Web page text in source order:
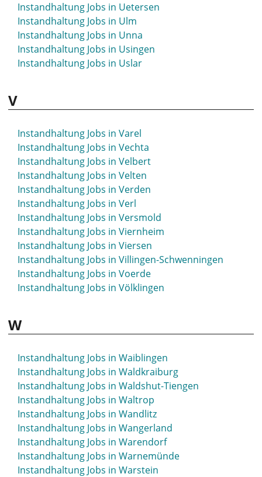
Instandhaltung Jobs in Stolberg
Instandhaltung Jobs in Straubing
Instandhaltung Jobs in Strausberg
Instandhaltung Jobs in Stuhr
Instandhaltung Jobs in Stuttgart
Instandhaltung Jobs in Sulzbach-Rosenberg
Instandhaltung Jobs in Syke
Instandhaltung Jobs in Uetersen
Instandhaltung Jobs in Ulm
Instandhaltung Jobs in Unna
Instandhaltung Jobs in Usingen
Instandhaltung Jobs in Uslar
V
Instandhaltung Jobs in Varel
Instandhaltung Jobs in Vechta
Instandhaltung Jobs in Velbert
Instandhaltung Jobs in Velten
Instandhaltung Jobs in Verden
Instandhaltung Jobs in Verl
Instandhaltung Jobs in Versmold
Instandhaltung Jobs in Viernheim
Instandhaltung Jobs in Viersen
Instandhaltung Jobs in Villingen-Schwenningen
Instandhaltung Jobs in Voerde
Instandhaltung Jobs in Völklingen
W
Instandhaltung Jobs in Waiblingen
Instandhaltung Jobs in Waldkraiburg
Instandhaltung Jobs in Waldshut-Tiengen
Instandhaltung Jobs in Waltrop
Instandhaltung Jobs in Wandlitz
Instandhaltung Jobs in Wangerland
Instandhaltung Jobs in Warendorf
Instandhaltung Jobs in Warnemünde
Instandhaltung Jobs in Warstein